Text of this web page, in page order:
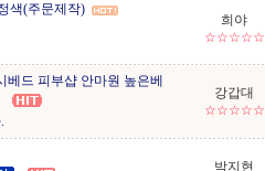
색(주문제작)
희야
☆☆☆☆☆
드 피부샵 안마원 높은베
강갑대
☆☆☆☆☆
박지현